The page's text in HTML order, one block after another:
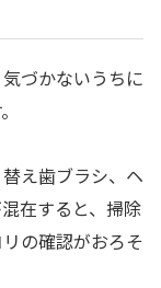
づかないうちに
え歯ブラシ、ヘ
在すると、掃除
の確認がおろそ